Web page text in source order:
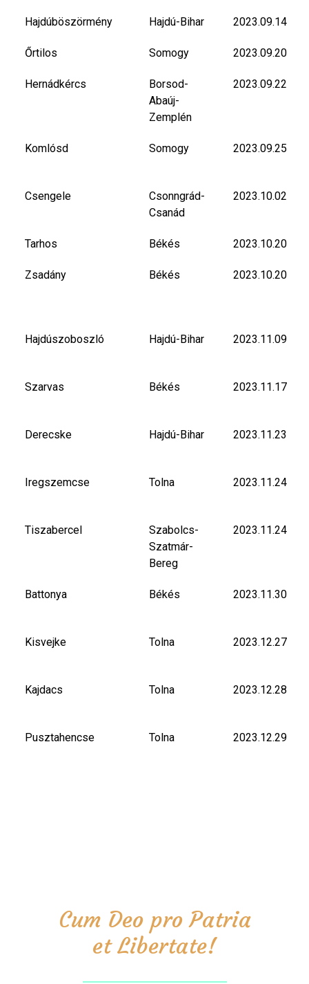
Hajdúböszörmény Hajdú-Bihar 2023.09.14
Őrtilos Somogy 2023.09.20
Hernádkércs
Borsod-
Abaúj-
Zemplén
2023.09.22
Komlósd Somogy 2023.09.25
Csengele
Csonngrád-
Csanád
2023.10.02
Tarhos Békés 2023.10.20
Zsadány Békés 2023.10.20
Hajdúszoboszló Hajdú-Bihar 2023.11.09
Szarvas Békés 2023.11.17
Derecske Hajdú-Bihar 2023.11.23
Iregszemcse Tolna 2023.11.24
Tiszabercel
Szabolcs-
Szatmár-
Bereg
2023.11.24
Battonya Békés 2023.11.30
Kisvejke Tolna 2023.12.27
Kajdacs Tolna 2023.12.28
Pusztahencse Tolna 2023.12.29
Cum Deo pro Patria
et Libertate!